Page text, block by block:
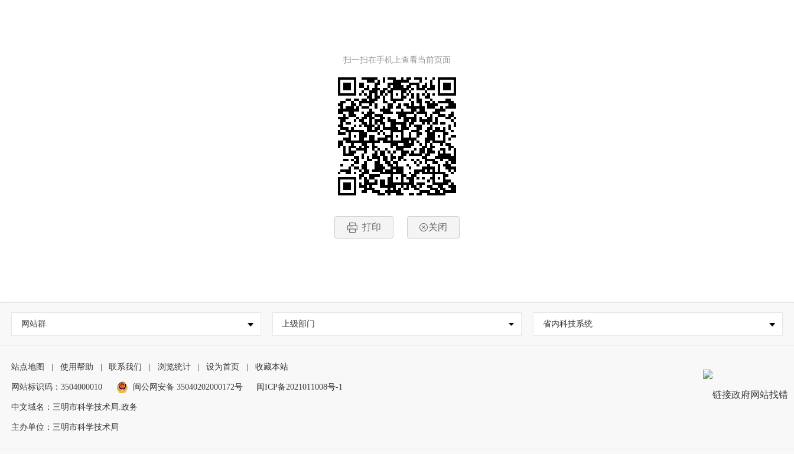
扫一扫在手机上查看当前页面
打印 关闭
网站群 上级部门 省内科技系统
站点地图 | 使用帮助 | 联系我们 | 浏览统计 | 设为首页 | 收藏本站
网站标识码：3504000010 闽公网安备 35040202000172号 闽ICP备2021011008号-1
中文域名：三明市科学技术局.政务
主办单位：三明市科学技术局